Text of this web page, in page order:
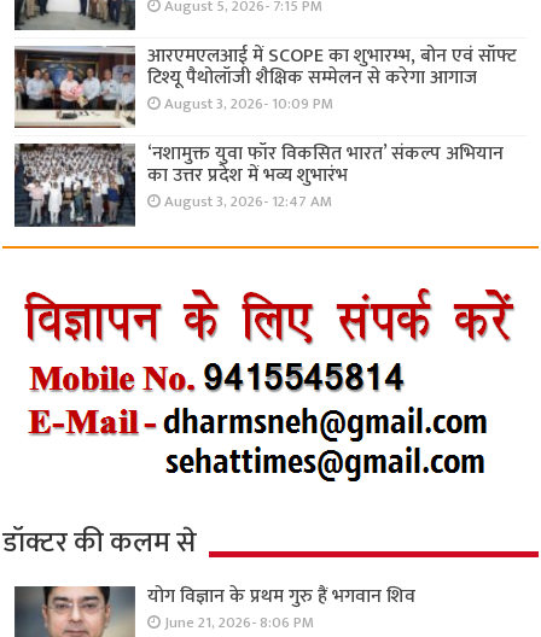
August 5, 2026- 7:15 PM
आरएमएलआई में SCOPE का शुभारम्भ, बोन एवं सॉफ्ट
टिश्यू पैथोलॉजी शैक्षिक सम्मेलन से करेगा आगाज
August 3, 2026- 10:09 PM
‘नशामुक्त युवा फॉर विकसित भारत’ संकल्प अभियान
का उत्तर प्रदेश में भव्य शुभारंभ
August 3, 2026- 12:47 AM
डॉक्टर की कलम से
योग विज्ञान के प्रथम गुरु हैं भगवान शिव
June 21, 2026- 8:06 PM